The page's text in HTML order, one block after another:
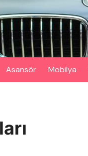
Asansör Mobilya